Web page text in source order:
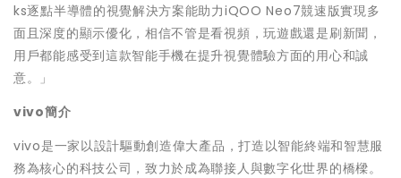
ks逐點半導體的視覺解決方案能助力iQOO Neo7競速版實現多
面且深度的顯示優化，相信不管是看視頻，玩遊戲還是刷新聞，
用戶都能感受到這款智能手機在提升視覺體驗方面的用心和誠
意。」
vivo簡介
vivo是一家以設計驅動創造偉大產品，打造以智能終端和智慧服
務為核心的科技公司，致力於成為聯接人與數字化世界的橋樑。